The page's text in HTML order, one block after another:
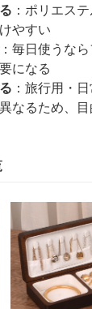
：ポリエス
やすい
：毎日使うな
になる
：旅行用・
なるため、